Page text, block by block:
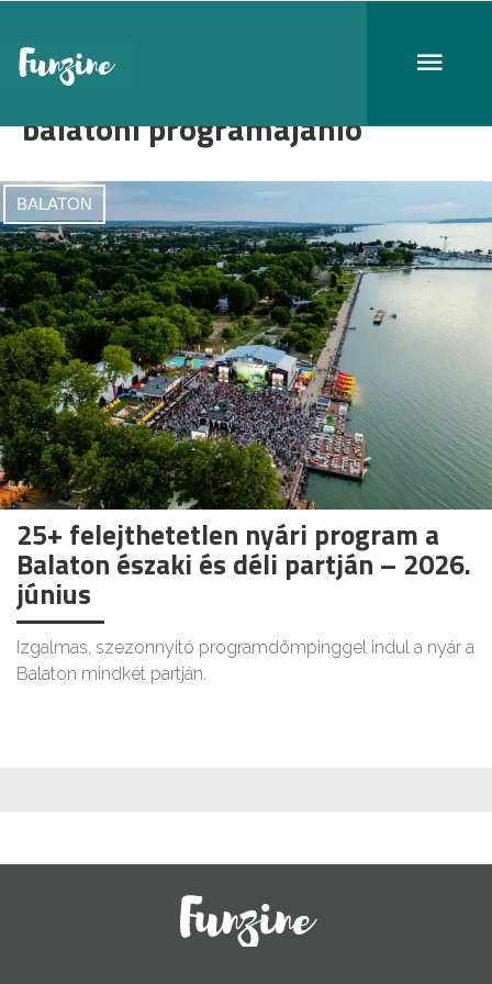
balatoni programajánló
BALATON
25+ felejthetetlen nyári program a
Balaton északi és déli partján – 2026.
június
Izgalmas, szezonnyitó programdömpinggel indul a nyár a
Balaton mindkét partján.